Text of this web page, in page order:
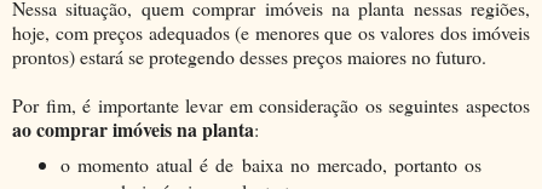
Nessa situação, quem comprar imóveis na planta nessas regiões,
hoje, com preços adequados (e menores que os valores dos imóveis
prontos) estará se protegendo desses preços maiores no futuro.
Por fim, é importante levar em consideração os seguintes aspectos
ao comprar imóveis na planta:
o momento atual é de baixa no mercado, portanto os